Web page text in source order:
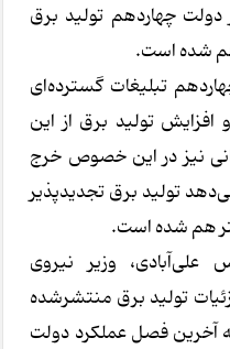
چهاردهم تولید برق
تبلیغات گسترده‌ای
تولید برق از این
نیز در این خصوص خرج
تولید برق تجدیدپذیر
هم شده است.
علی‌آبادی، وزیر نیروی
تولید برق منتشرشده
می‌دهد در تابستان ۱۴۰۳ که آخرین فصل عملکرد دولت